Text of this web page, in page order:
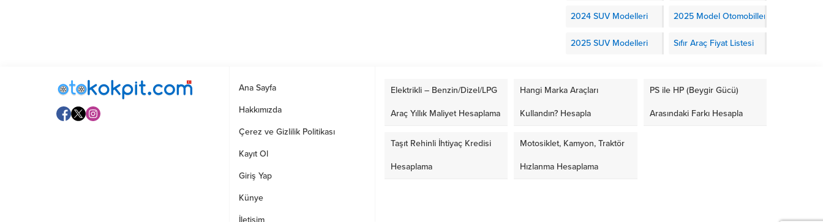
2024 SUV Modelleri 2025 Model Otomobiller
2025 SUV Modelleri Sıfır Araç Fiyat Listesi
Ana Sayfa
Hakkımızda
Çerez ve Gizlilik Politikası
Kayıt Ol
Giriş Yap
Künye
İletişim
Elektrikli – Benzin/Dizel/LPG
Araç Yıllık Maliyet Hesaplama
Hangi Marka Araçları
Kullandın? Hesapla
PS ile HP (Beygir Gücü)
Arasındaki Farkı Hesapla
Taşıt Rehinli İhtiyaç Kredisi
Hesaplama
Motosiklet, Kamyon, Traktör
Hızlanma Hesaplama